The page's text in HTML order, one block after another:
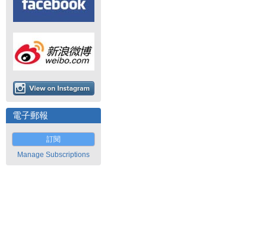
電子郵報
訂閱
Manage Subscriptions